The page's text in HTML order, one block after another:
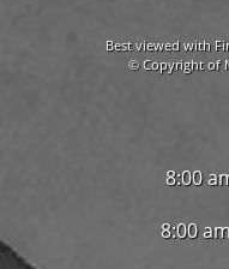
Best viewed with
© Copyright of
8:00
8:00